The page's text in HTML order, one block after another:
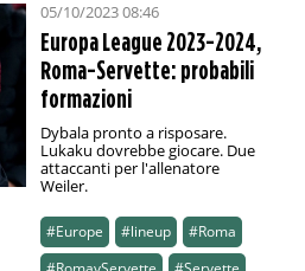
05/10/2023 08:46
Europa League 2023-2024,
Roma-Servette: probabili
formazioni
Dybala pronto a risposare.
Lukaku dovrebbe giocare. Due
attaccanti per l'allenatore
Weiler.
#Europe #lineup
#Roma